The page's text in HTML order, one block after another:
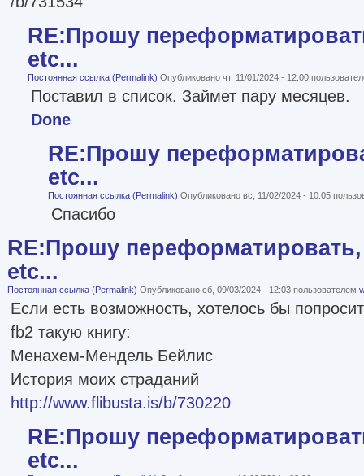
RE:Прошу
etc...
Постоянная ссылка (Permalink) Опубликовано чт, 11/01/2024 - 12:00
Поставил в список. Займет пару месяцев.
Done
RE:Прошу
etc...
Постоянная ссылка (Permalink) Опубликовано вс, 11/02/2024 - 10:05
Спасибо
RE:Прошу переформатировать,
etc...
Постоянная ссылка (Permalink) Опубликовано сб, 09/03/2024 - 12:03 пользователем
Если есть возможность, хотелось бы
fb2 такую книгу:
Менахем-Мендель Бейлис
История моих страданий
http://www.flibusta.is/b/730220
RE:Прошу
etc...